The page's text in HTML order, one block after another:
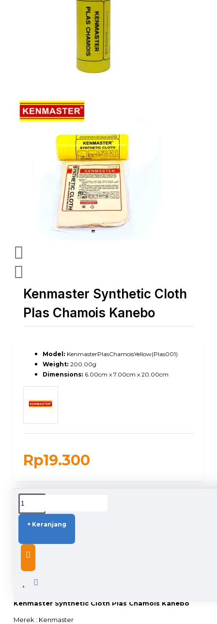
Kenmaster Synthetic Cloth
Plas Chamois Kanebo
Rp19.300
Model: KenmasterPlasChamoisYellow(Plas001)
Weight: 200.00g
Dimensions: 6.00cm x 7.00cm x 20.00cm
+ Keranjang
DUKUNGAN PENGIRIMAN
DESCRIPTION
Kenmaster Synthetic Cloth Plas Chamois Kanebo
Merek : Kenmaster